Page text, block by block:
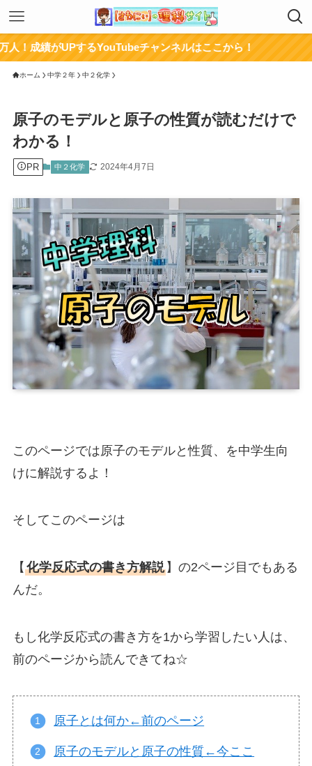
するYouTubeチャンネルはここから！
ホーム 中学２年 中２化学
原子のモデルと原子の性質が読むだけで
わかる！
PR 中２化学 2024年4月7日
このページでは原子のモデルと性質、を中学生向
けに解説するよ！
そしてこのページは
【 化学反応式の書き方解説】の2ページ目でもある
んだ。
もし化学反応式の書き方を1から学習したい人は、
前のページから読んできてね☆
原子とは何か←前のページ
原子のモデルと原子の性質←今ここ